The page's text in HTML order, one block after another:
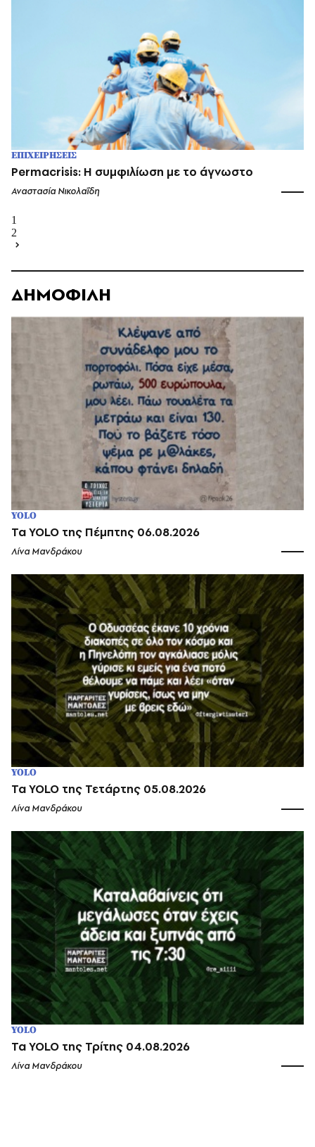
ΕΠΙΧΕΙΡΗΣΕΙΣ
Permacrisis: Η συμφιλίωση με το άγνωστο
Αναστασία Νικολαΐδη
1
2
ΔΗΜΟΦΙΛΗ
YOLO
Τα YOLO της Πέμπτης 06.08.2026
Λίνα Μανδράκου
YOLO
Τα YOLO της Τετάρτης 05.08.2026
Λίνα Μανδράκου
YOLO
Τα YOLO της Τρίτης 04.08.2026
Λίνα Μανδράκου